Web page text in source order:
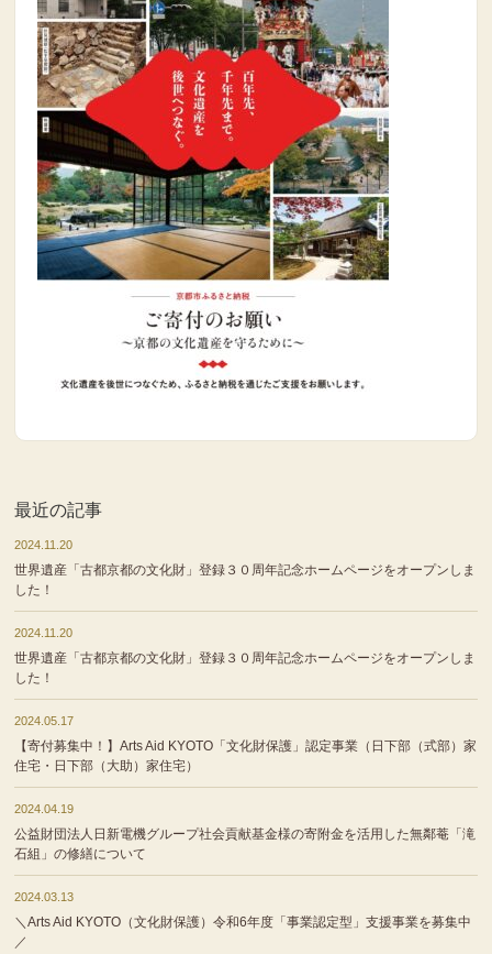
最近の記事
2024.11.20
世界遺産「古都京都の文化財」登録３０周年記念ホームページをオープンしま
した！
2024.11.20
世界遺産「古都京都の文化財」登録３０周年記念ホームページをオープンしま
した！
2024.05.17
【寄付募集中！】Arts Aid KYOTO「文化財保護」認定事業（日下部（式部）家
住宅・日下部（大助）家住宅）
2024.04.19
公益財団法人日新電機グループ社会貢献基金様の寄附金を活用した無鄰菴「滝
石組」の修繕について
2024.03.13
＼Arts Aid KYOTO（文化財保護）令和6年度「事業認定型」支援事業を募集中
／